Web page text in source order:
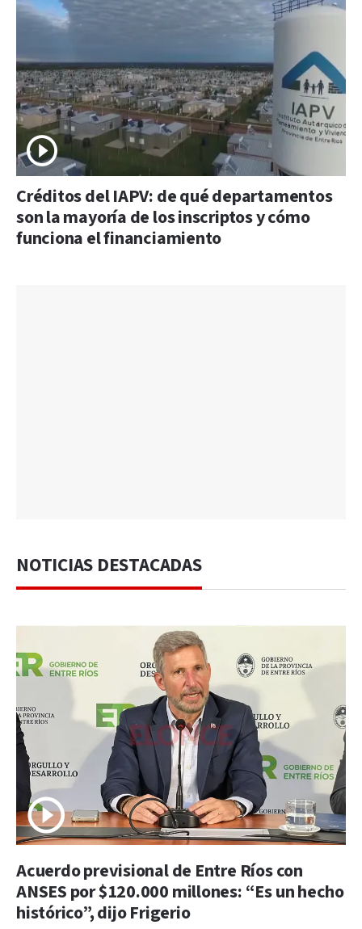
Créditos del IAPV: de qué departamentos
son la mayoría de los inscriptos y cómo
funciona el financiamiento
NOTICIAS DESTACADAS
Acuerdo previsional de Entre Ríos con
ANSES por $120.000 millones: “Es un hecho
histórico”, dijo Frigerio